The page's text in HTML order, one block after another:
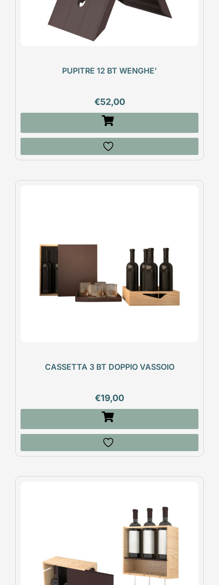
PUPITRE 12 BT WENGHE’
€52,00
CASSETTA 3 BT DOPPIO VASSOIO
€19,00